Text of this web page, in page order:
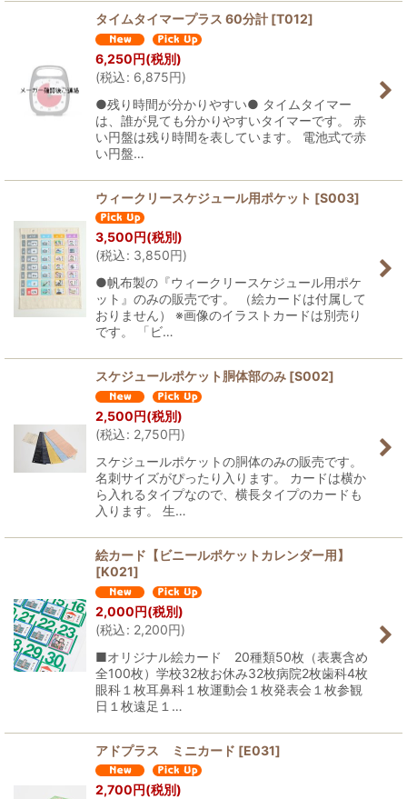
タイムタイマープラス 60分計 [T012]
6,250円(税別)
(税込: 6,875円)
●残り時間が分かりやすい● タイムタイマー
は、誰が見ても分かりやすいタイマーです。 赤
い円盤は残り時間を表しています。 電池式で赤
い円盤…
ウィークリースケジュール用ポケット [S003]
3,500円(税別)
(税込: 3,850円)
●帆布製の『ウィークリースケジュール用ポケ
ット』のみの販売です。 （絵カードは付属して
おりません） ※画像のイラストカードは別売り
です。 「ビ​…
スケジュールポケット胴体部のみ [S002]
2,500円(税別)
(税込: 2,750円)
スケジュールポケットの胴体のみの販売です。
名刺サイズがぴったり入ります。 カードは横か
ら入れるタイプなので、横長タイプのカードも
入ります。 生…
絵カード【ビニールポケットカレンダー用】
[K021]
2,000円(税別)
(税込: 2,200円)
■オリジナル絵カード 20種類50枚（表裏含め
全100枚）学校32枚お休み32枚病院2枚歯科4枚
眼科１枚耳鼻科１枚運動会１枚発表会１枚参観
日１枚遠足１…
アドプラス ミニカード [E031]
2,700円(税別)